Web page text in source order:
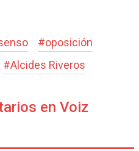
#oposición
#Alcides Riveros
en Voiz